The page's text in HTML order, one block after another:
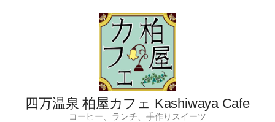
四万温泉 柏屋カフェ Kashiwaya Cafe
コーヒー、ランチ、手作りスイーツ